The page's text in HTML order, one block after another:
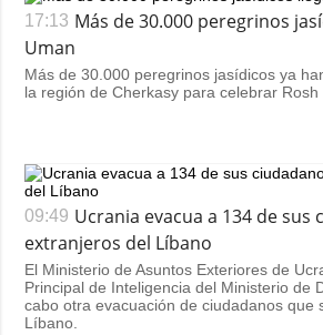
ADICIONAL
Podcasts
Publicaciones
Video
Releases
17:13 Más de 30.000 peregrinos
Uman
Más de 30.000 peregrinos jasídicos ya
la región de Cherkasy para celebrar Rosh
09:49 Ucrania evacua a 134 de sus
extranjeros del Líbano
El Ministerio de Asuntos Exteriores de
Principal de Inteligencia del Ministerio de
cabo otra evacuación de ciudadanos que
Líbano.